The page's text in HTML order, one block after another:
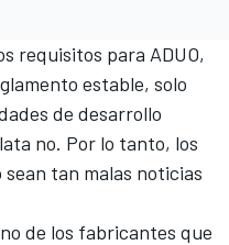
requisitos para ADUO,
estable, solo
de desarrollo
no. Por lo tanto, los
tan malas noticias
de los fabricantes que